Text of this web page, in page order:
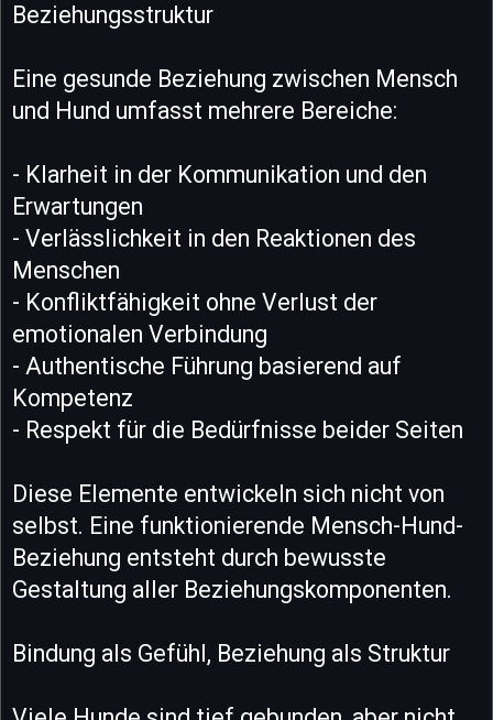
Beziehungsstruktur
Eine gesunde Beziehung zwischen Mensch
und Hund umfasst mehrere Bereiche:
- Klarheit in der Kommunikation und den
Erwartungen
- Verlässlichkeit in den Reaktionen des
Menschen
- Konfliktfähigkeit ohne Verlust der
emotionalen Verbindung
- Authentische Führung basierend auf
Kompetenz
- Respekt für die Bedürfnisse beider Seiten
Diese Elemente entwickeln sich nicht von
selbst. Eine funktionierende Mensch-Hund-
Beziehung entsteht durch bewusste
Gestaltung aller Beziehungskomponenten.
Bindung als Gefühl, Beziehung als Struktur